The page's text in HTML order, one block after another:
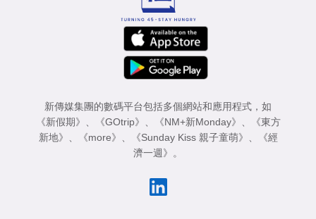
新傳媒集團的數碼平台包括多個網站和應用程式，如
《新假期》 、 《GOtrip》 、 《NM+新Monday》 、
《東方
新地》 、 《more》 、 《Sunday Kiss 親子童萌》 、
《經
濟一週》 。